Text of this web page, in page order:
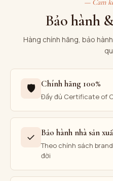
— Cam
Bảo hành
Hàng chính hãng, bảo
🛡 Chính hãng 100%
Đầy đủ Certificate of
✓ Bảo hành nhà sản
Theo chính sách
đời